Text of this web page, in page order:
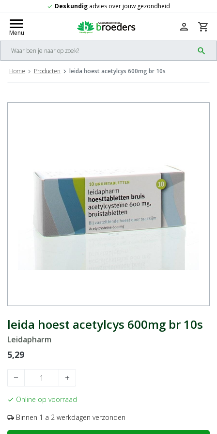
Deskundigadvies over jouw gezondheid
menu
Menu
search
person shopping_cart
Home Producten leida hoest acetylcys 600mg br 10s
leida hoest acetylcys 600mg br 10s
Leidapharm
5,29
remove add
check Online op voorraad
local_shipping Binnen 1 a 2 werkdagen verzonden